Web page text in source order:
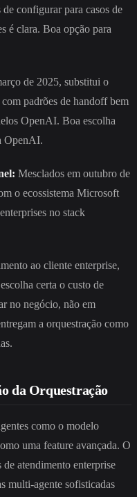
configurar para casos de
é clara. Boa opção para
de 2025, substitui o
padrões de handoff bem
OpenAI. Boa escolha
OpenAI.
Mesclados em outubro de
o ecossistema Microsoft
no stack
ao cliente enterprise,
certa o custo de
no negócio, não em
a orquestração como
da Orquestração
como o modelo
uma feature avançada. O
atendimento enterprise
multi-agente sofisticadas